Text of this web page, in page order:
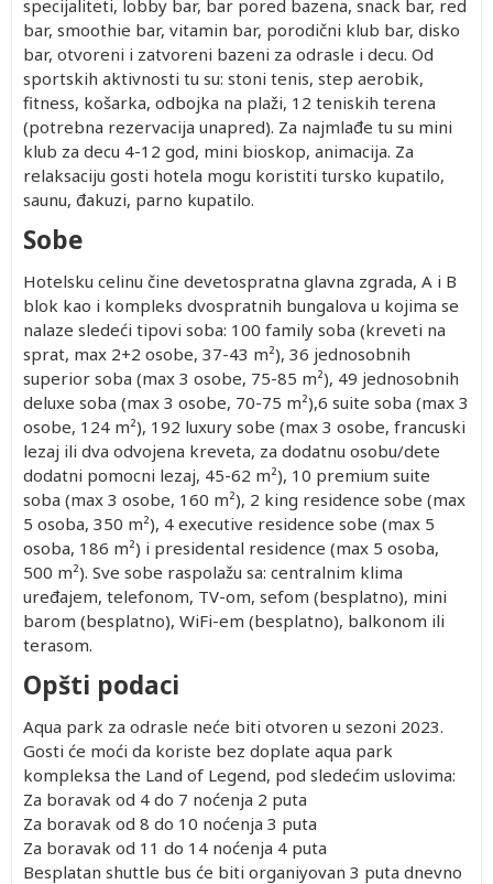
specijaliteti, lobby bar, bar pored bazena, snack bar, red
bar, smoothie bar, vitamin bar, porodični klub bar, disko
bar, otvoreni i zatvoreni bazeni za odrasle i decu. Od
sportskih aktivnosti tu su: stoni tenis, step aerobik,
fitness, košarka, odbojka na plaži, 12 teniskih terena
(potrebna rezervacija unapred). Za najmlađe tu su mini
klub za decu 4-12 god, mini bioskop, animacija. Za
relaksaciju gosti hotela mogu koristiti tursko kupatilo,
saunu, đakuzi, parno kupatilo.
Sobe
Hotelsku celinu čine devetospratna glavna zgrada, A i B
blok kao i kompleks dvospratnih bungalova u kojima se
nalaze sledeći tipovi soba: 100 family soba (kreveti na
sprat, max 2+2 osobe, 37-43 m²), 36 jednosobnih
superior soba (max 3 osobe, 75-85 m²), 49 jednosobnih
deluxe soba (max 3 osobe, 70-75 m²),6 suite soba (max 3
osobe, 124 m²), 192 luxury sobe (max 3 osobe, francuski
lezaj ili dva odvojena kreveta, za dodatnu osobu/dete
dodatni pomocni lezaj, 45-62 m²), 10 premium suite
soba (max 3 osobe, 160 m²), 2 king residence sobe (max
5 osoba, 350 m²), 4 executive residence sobe (max 5
osoba, 186 m²) i presidental residence (max 5 osoba,
500 m²). Sve sobe raspolažu sa: centralnim klima
uređajem, telefonom, TV-om, sefom (besplatno), mini
barom (besplatno), WiFi-em (besplatno), balkonom ili
terasom.
Opšti podaci
Aqua park za odrasle neće biti otvoren u sezoni 2023.
Gosti će moći da koriste bez doplate aqua park
kompleksa the Land of Legend, pod sledećim uslovima:
Za boravak od 4 do 7 noćenja 2 puta
Za boravak od 8 do 10 noćenja 3 puta
Za boravak od 11 do 14 noćenja 4 puta
Besplatan shuttle bus će biti organiyovan 3 puta dnevno